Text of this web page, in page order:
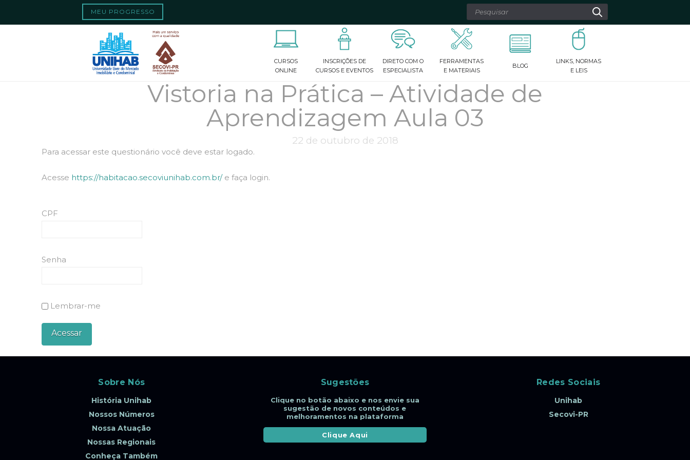
MEU PROGRESSO
Search Quando os resultados de preenchimento automático estiverem disponíveis, use as setas para cima e para baixo para revisar e digite
CURSOS
ONLINE
INSCRIÇÕES DE
CURSOS E EVENTOS
DIRETO COM O
ESPECIALISTA
FERRAMENTAS
E MATERIAIS
BLOG
LINKS, NORMAS
E LEIS
Vistoria na Prática – Atividade de
Aprendizagem Aula 03
22 de outubro de 2018
Para acessar este questionário você deve estar logado.
Acesse https://habitacao.secoviunihab.com.br/e faça login.
CPF
Senha
Lembrar-me
Sobre Nós
História Unihab
Nossos Números
Nossa Atuação
Nossas Regionais
Conheça Também
Sugestões
Clique no botão abaixo e nos envie sua
sugestão de novos conteúdos e
melhoramentos na plataforma
Clique Aqui
Redes Sociais
Unihab
Secovi-PR